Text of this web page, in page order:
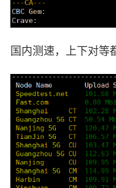
国内测速，上下对等